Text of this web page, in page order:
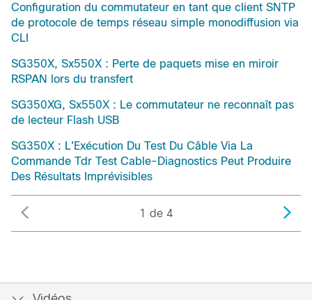
Configuration du commutateur en tant que client SNTP
de protocole de temps réseau simple monodiffusion via
CLI
SG350X, Sx550X : Perte de paquets mise en miroir
RSPAN lors du transfert
SG350XG, Sx550X : Le commutateur ne reconnaît pas
de lecteur Flash USB
SG350X : L'Exécution Du Test Du Câble Via La
Commande Tdr Test Cable-Diagnostics Peut Produire
Des Résultats Imprévisibles
1 de 4